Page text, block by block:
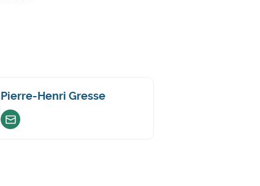
Pierre-Henri Gresse
Envoyer un email